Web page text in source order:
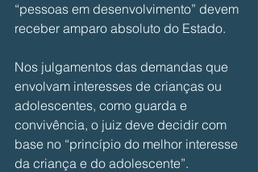
“pessoas em desenvolvimento” devem
receber amparo absoluto do Estado.
Nos julgamentos das demandas que
envolvam interesses de crianças ou
adolescentes, como guarda e
convivência, o juiz deve decidir com
base no “princípio do melhor interesse
da criança e do adolescente”.